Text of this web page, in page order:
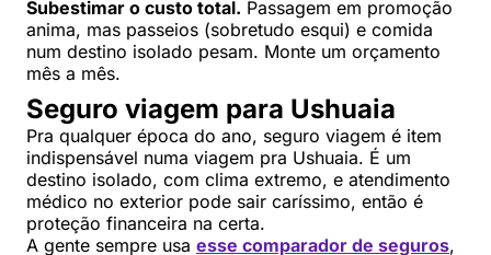
Subestimar o custo total. Passagem em promoção
anima, mas passeios (sobretudo esqui) e comida
num destino isolado pesam. Monte um orçamento
mês a mês.
Seguro viagem para Ushuaia
Pra qualquer época do ano, seguro viagem é item
indispensável numa viagem pra Ushuaia. É um
destino isolado, com clima extremo, e atendimento
médico no exterior pode sair caríssimo, então é
proteção financeira na certa.
A gente sempre usa esse comparador de seguros,